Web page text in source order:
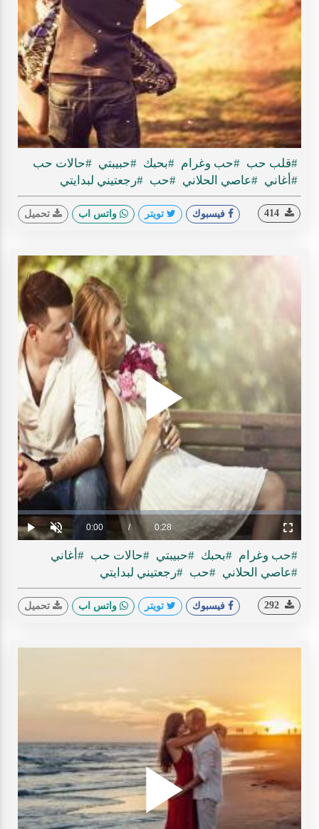
Play
#قلب حب #حب وغرام #بحبك #حبيبتي #حالات حب
#أغاني #عاصي الحلاني #حب #رجعتيني لبدايتي
فيسبوك تويتر واتس اب تحميل
Play
Play Unmute Current
Time
0:00 / Duration
0:28
Loaded:
0%
Progress:
0%
Fullscreen
#حب وغرام #بحبك #حبيبتي #حالات حب #أغاني
#عاصي الحلاني #حب #رجعتيني لبدايتي
فيسبوك تويتر واتس اب تحميل